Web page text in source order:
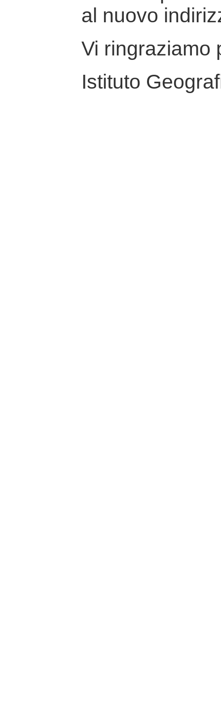
al nuovo
Vi ringraziamo
Istituto